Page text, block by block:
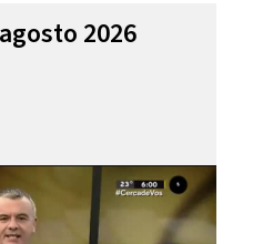
2026